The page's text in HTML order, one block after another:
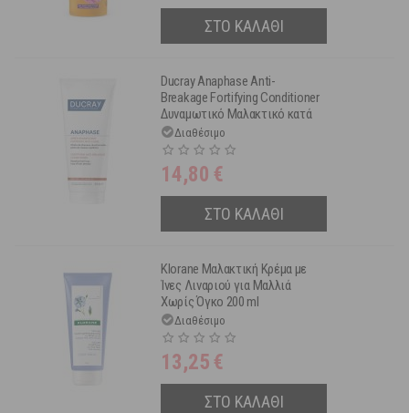
ΣΤΟ ΚΑΛΑΘΙ
Ducray Anaphase Anti-
Breakage Fortifying Conditioner
Δυναμωτικό Μαλακτικό κατά
του Σπασίματος 200 ml
Διαθέσιμο
14,80 €
ΣΤΟ ΚΑΛΑΘΙ
Klorane Μαλακτική Κρέμα με
Ίνες Λιναριού για Μαλλιά
Χωρίς Όγκο 200 ml
Διαθέσιμο
13,25 €
ΣΤΟ ΚΑΛΑΘΙ